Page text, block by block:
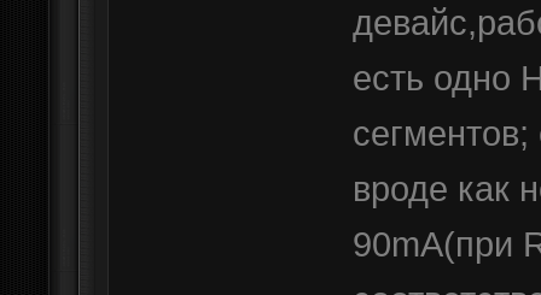
есть одно
сегментов;
вроде как
90mA(при